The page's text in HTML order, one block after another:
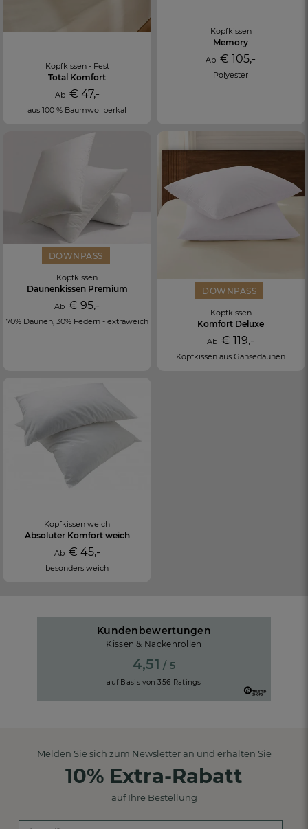
Kopfkissen - Fest
Total Komfort
Ab € 47,-
aus 100 % Baumwollperkal
Kopfkissen
Memory
Ab€ 105,-
Polyester
DOWNPASS
Kopfkissen
Daunenkissen Premium
Ab€ 95,-
70% Daunen, 30% Federn - extraweich
DOWNPASS
Kopfkissen
Komfort Deluxe
Ab€ 119,-
Kopfkissen aus Gänsedaunen
Kopfkissen weich
Absoluter Komfort weich
Ab € 45,-
besonders weich
Kundenbewertungen
Kissen & Nackenrollen
4,51 / 5
auf Basis von356 Ratings
Melden Sie sich zum Newsletter an und erhalten Sie
10% Extra-Rabatt
auf Ihre Bestellung